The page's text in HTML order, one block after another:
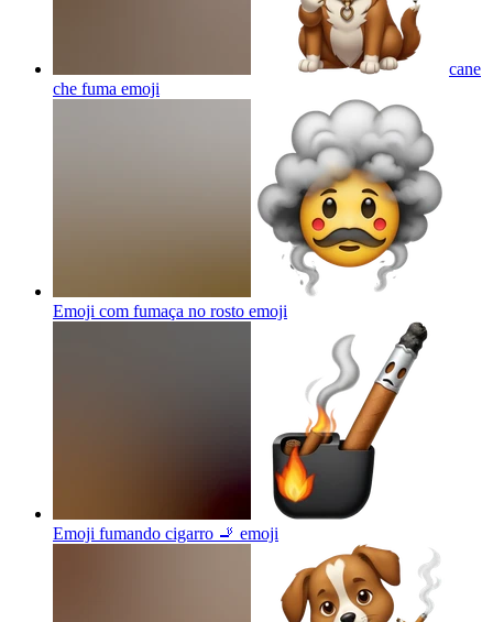
cane
che fuma emoji
Emoji com fumaça no rosto emoji
Emoji fumando cigarro 🚬 emoji